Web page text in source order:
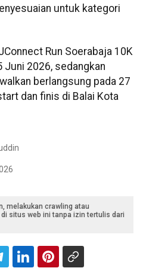
untuk kategori
Run Soerabaja 10K
Juni 2026, sedangkan
berlangsung pada 27
dan finis di Balai Kota
melakukan crawling atau
situs web ini tanpa izin tertulis dari